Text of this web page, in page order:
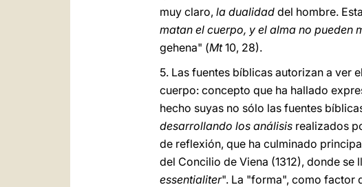
muy claro, la dualidad del hombre.
matan el cuerpo, y el alma no pueden
gehena" (Mt10, 28).
5. Las fuentes bíblicas autorizan a ver
cuerpo: concepto que ha hallado
hecho suyas no sólo las fuentes
desarrollando los análisis realizados
de reflexión, que ha culminado
del Concilio de Viena (1312), donde se
essentialiter". La "forma", como factor